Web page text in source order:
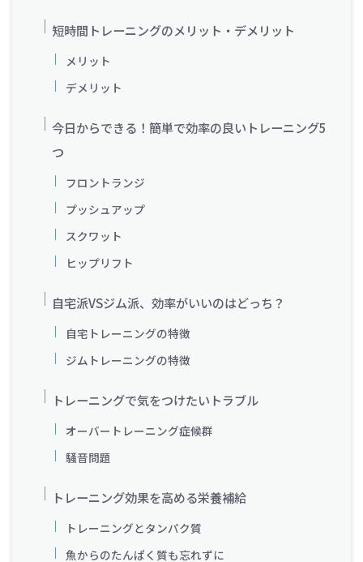
短時間トレーニングのメリット・デメリット
メリット
デメリット
今日からできる！簡単で効率の良いトレーニング5
つ
フロントランジ
プッシュアップ
スクワット
ヒップリフト
自宅派VSジム派、効率がいいのはどっち？
自宅トレーニングの特徴
ジムトレーニングの特徴
トレーニングで気をつけたいトラブル
オーバートレーニング症候群
騒音問題
トレーニング効果を高める栄養補給
トレーニングとタンパク質
魚からのたんぱく質も忘れずに